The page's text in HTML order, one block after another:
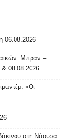
06.08.2026
Μπραν –
& 08.08.2026
«Οι
στη Νάουσα